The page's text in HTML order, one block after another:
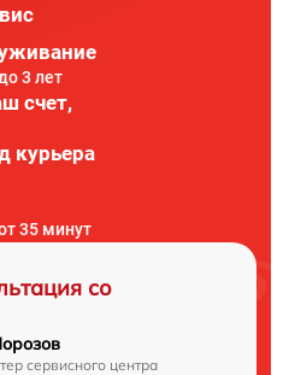
3 лет
счет,
курьера
35 минут
со
сервисного центра